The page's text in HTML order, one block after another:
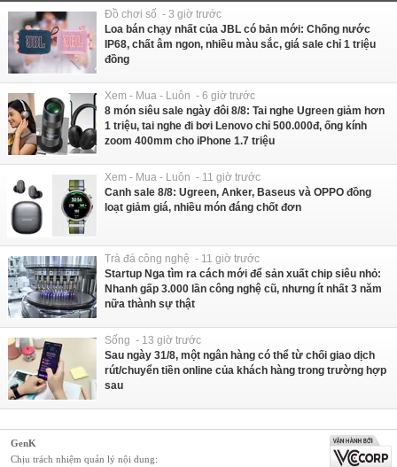
Đồ chơi số - 3 giờ trước
Loa bán chạy nhất của JBL có bản mới: Chống nước
IP68, chất âm ngon, nhiều màu sắc, giá sale chỉ 1 triệu
đồng
Xem - Mua - Luôn - 6 giờ trước
8 món siêu sale ngày đôi 8/8: Tai nghe Ugreen giảm hơn
1 triệu, tai nghe đi bơi Lenovo chỉ 500.000đ, ống kính
zoom 400mm cho iPhone 1.7 triệu
Xem - Mua - Luôn - 11 giờ trước
Canh sale 8/8: Ugreen, Anker, Baseus và OPPO đồng
loạt giảm giá, nhiều món đáng chốt đơn
Trà đá công nghệ - 11 giờ trước
Startup Nga tìm ra cách mới để sản xuất chip siêu nhỏ:
Nhanh gấp 3.000 lần công nghệ cũ, nhưng ít nhất 3 năm
nữa thành sự thật
Sống - 13 giờ trước
Sau ngày 31/8, một ngân hàng có thể từ chối giao dịch
rút/chuyển tiền online của khách hàng trong trường hợp
sau
GenK
Chịu trách nhiệm quản lý nội dung: